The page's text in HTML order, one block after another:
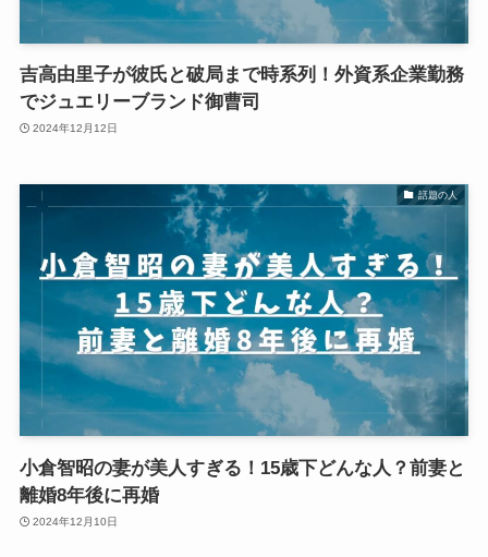
吉高由里子が彼氏と破局まで時系列！外資系企業勤務
でジュエリーブランド御曹司
2024年12月12日
話題の人
小倉智昭の妻が美人すぎる！15歳下どんな人？前妻と
離婚8年後に再婚
2024年12月10日